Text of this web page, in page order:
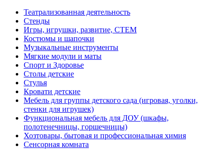
Театрализованная деятельность
Стенды
Игры, игрушки, развитие, СТЕМ
Костюмы и шапочки
Музыкальные инструменты
Мягкие модули и маты
Спорт и Здоровье
Столы детские
Стулья
Кровати детские
Мебель для группы детского сада (игровая, уголки,
стенки для игрушек)
Функциональная мебель для ДОУ (шкафы,
полотенечницы, горшечницы)
Хозтовары, бытовая и профессиональная химия
Сенсорная комната